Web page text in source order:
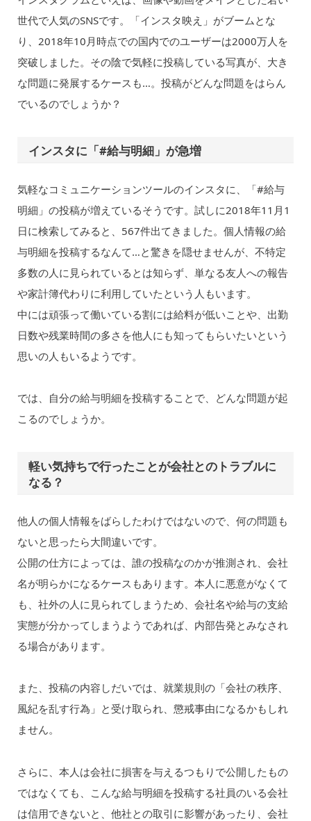
世代で人気のSNSです。「インスタ映え」がブームとな
り、2018年10月時点での国内でのユーザーは2000万人を
突破しました。その陰で気軽に投稿している写真が、大き
な問題に発展するケースも…。投稿がどんな問題をはらん
でいるのでしょうか？
インスタに「#給与明細」が急増
気軽なコミュニケーションツールのインスタに、「#給与
明細」の投稿が増えているそうです。試しに2018年11月1
日に検索してみると、567件出てきました。個人情報の給
与明細を投稿するなんて…と驚きを隠せませんが、不特定
多数の人に見られているとは知らず、単なる友人への報告
や家計簿代わりに利用していたという人もいます。
中には頑張って働いている割には給料が低いことや、出勤
日数や残業時間の多さを他人にも知ってもらいたいという
思いの人もいるようです。
では、自分の給与明細を投稿することで、どんな問題が起
こるのでしょうか。
軽い気持ちで行ったことが会社とのトラブルに
なる？
他人の個人情報をばらしたわけではないので、何の問題も
ないと思ったら大間違いです。
公開の仕方によっては、誰の投稿なのかが推測され、会社
名が明らかになるケースもあります。本人に悪意がなくて
も、社外の人に見られてしまうため、会社名や給与の支給
実態が分かってしまうようであれば、内部告発とみなされ
る場合があります。
また、投稿の内容しだいでは、就業規則の「会社の秩序、
風紀を乱す行為」と受け取られ、懲戒事由になるかもしれ
ません。
さらに、本人は会社に損害を与えるつもりで公開したもの
ではなくても、こんな給与明細を投稿する社員のいる会社
は信用できないと、他社との取引に影響があったり、会社